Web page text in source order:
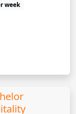
week